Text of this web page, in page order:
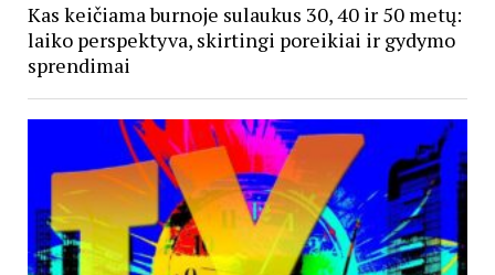
Kas keičiama burnoje sulaukus 30, 40 ir 50 metų:
laiko perspektyva, skirtingi poreikiai ir gydymo
sprendimai